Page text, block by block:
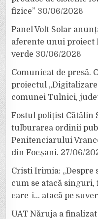
fizice” 30/06/2026
Panel Volt Solar
aferente unui proiect
verde 30/06/2026
Comunicat de presă.
proiectul
comunei Tulnici,
Fostul polițist Cătălin
tulburarea ordinii
Penitenciarului
din Focșani. 27/06/
Cristi Irimia:
cum se atacă singuri,
care-i… atacă pe
UAT Năruja a